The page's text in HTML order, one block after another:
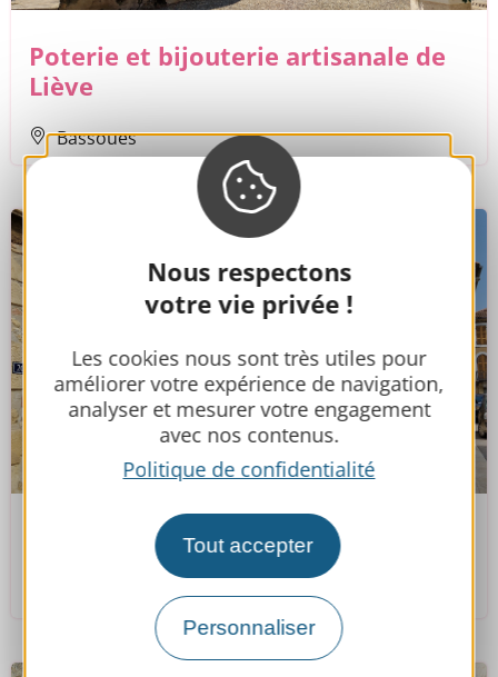
Nous respectons
votre vie privée !
Les cookies nous sont très utiles pour
améliorer votre expérience de navigation,
analyser et mesurer votre engagement
avec nos contenus.
Politique de confidentialité
Tout accepter
Personnaliser
Poterie et bijouterie artisanale de
Liève
Bassoues
Aux plaisirs Miélanais